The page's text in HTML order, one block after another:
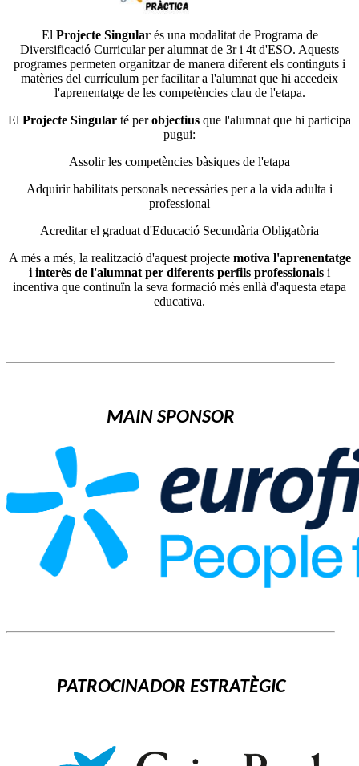
El Projecte Singularés una modalitat de Programa de
Diversificació Curricular per alumnat de 3r i 4t d'ESO. Aquests
programes permeten organitzar de manera diferent els continguts i
matèries del currículum per facilitar a l'alumnat que hi accedeix
l'aprenentatge de les competències clau de l'etapa.
El Projecte Singular té perobjectius que l'alumnat que hi participa
pugui:
Assolir les competències bàsiques de l'etapa
Adquirir habilitats personals necessàries per a la vida adulta i
professional
Acreditar el graduat d'Educació Secundària Obligatòria
A més a més, la realització d'aquest projecte motiva l'aprenentatge
i interès de l'alumnat per diferents perfils professionals i
incentiva que continuïn la seva formació més enllà d'aquesta etapa
educativa.
MAIN SPONSOR
PATROCINADOR ESTRATÈGIC